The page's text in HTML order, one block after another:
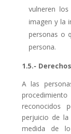
vulneren
imagen y la
personas o
persona.
1.5.-
A las
reconocidos
perjuicio de
medida de